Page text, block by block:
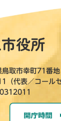
取市幸町71番地
代表／コールセ